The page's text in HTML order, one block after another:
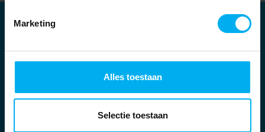
Marketing
Alles toestaan
Selectie toestaan
Partners
Kernpartners: